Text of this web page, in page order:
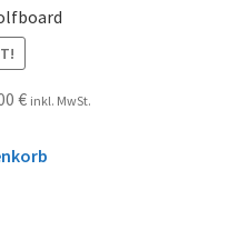
€ inkl. MwSt.